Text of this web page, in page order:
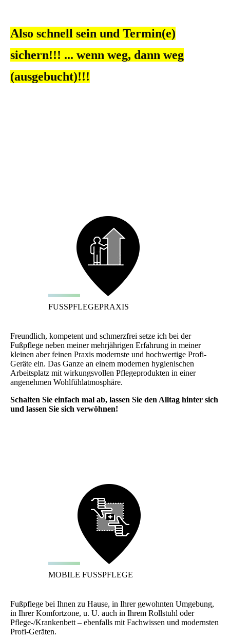
Also schnell sein und Termin(e)
sichern!!! ... wenn weg, dann weg
(ausgebucht)!!!
FUSSPFLEGEPRAXIS
Freundlich, kompetent und schmerzfrei setze ich bei der
Fußpflege neben meiner mehrjährigen Erfahrung in meiner
kleinen aber feinen Praxis modernste und hochwertige Profi-
Geräte ein. Das Ganze an einem modernen hygienischen
Arbeitsplatz mit wirkungsvollen Pflegeprodukten in einer
angenehmen Wohlfühlatmosphäre.
Schalten Sie einfach mal ab, lassen Sie den Alltag hinter sich
und lassen Sie sich verwöhnen!
MOBILE FUSSPFLEGE
Fußpflege bei Ihnen zu Hause, in Ihrer gewohnten Umgebung,
in Ihrer Komfortzone, u. U. auch in Ihrem Rollstuhl oder
Pflege-/Krankenbett – ebenfalls mit Fachwissen und modernsten
Profi-Geräten.